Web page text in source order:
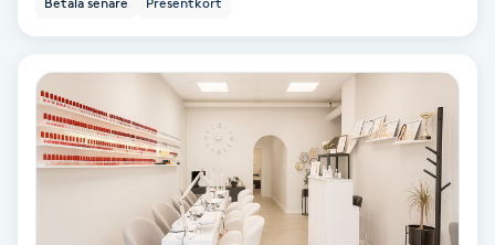
Babylights
Balayage
Bambumassage